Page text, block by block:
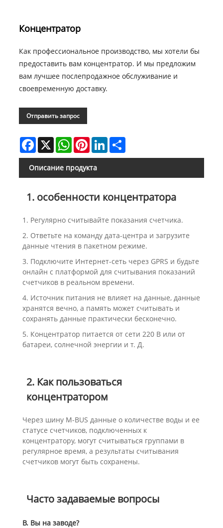
Концентратор
Как профессиональное производство, мы хотели бы
предоставить вам концентратор. И мы предложим
вам лучшее послепродажное обслуживание и
своевременную доставку.
Отправить запрос
Facebook
X WhatsAppPinterestLinkedInShare
Описание продукта
1. особенности концентратора
1. Регулярно считывайте показания счетчика.
2. Ответьте на команду дата-центра и загрузите
данные чтения в пакетном режиме.
3. Подключите Интернет-сеть через GPRS и будьте
онлайн с платформой для считывания показаний
счетчиков в реальном времени.
4. Источник питания не влияет на данные, данные
хранятся вечно, а память может считывать и
сохранять данные практически бесконечно.
5. Концентратор питается от сети 220 В или от
батареи, солнечной энергии и т. Д.
2. Как пользоваться
концентратором
Через шину M-BUS данные о количестве воды и ее
статусе счетчиков, подключенных к
концентратору, могут считываться группами в
регулярное время, а результаты считывания
счетчиков могут быть сохранены.
Часто задаваемые вопросы
В. Вы на заводе?